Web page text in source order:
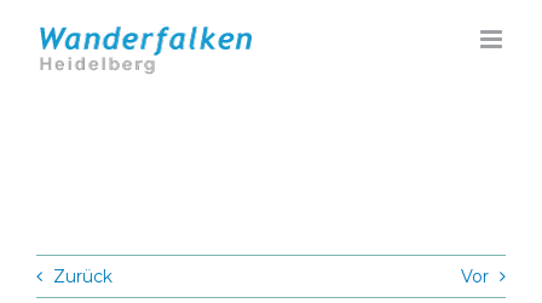
Inhalt
springen
Zurück Vor